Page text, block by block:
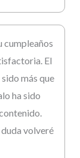
cumpleaños
El
más que
ha sido
volveré